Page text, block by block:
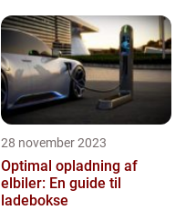
28 november 2023
Optimal opladning af
elbiler: En guide til
ladebokse